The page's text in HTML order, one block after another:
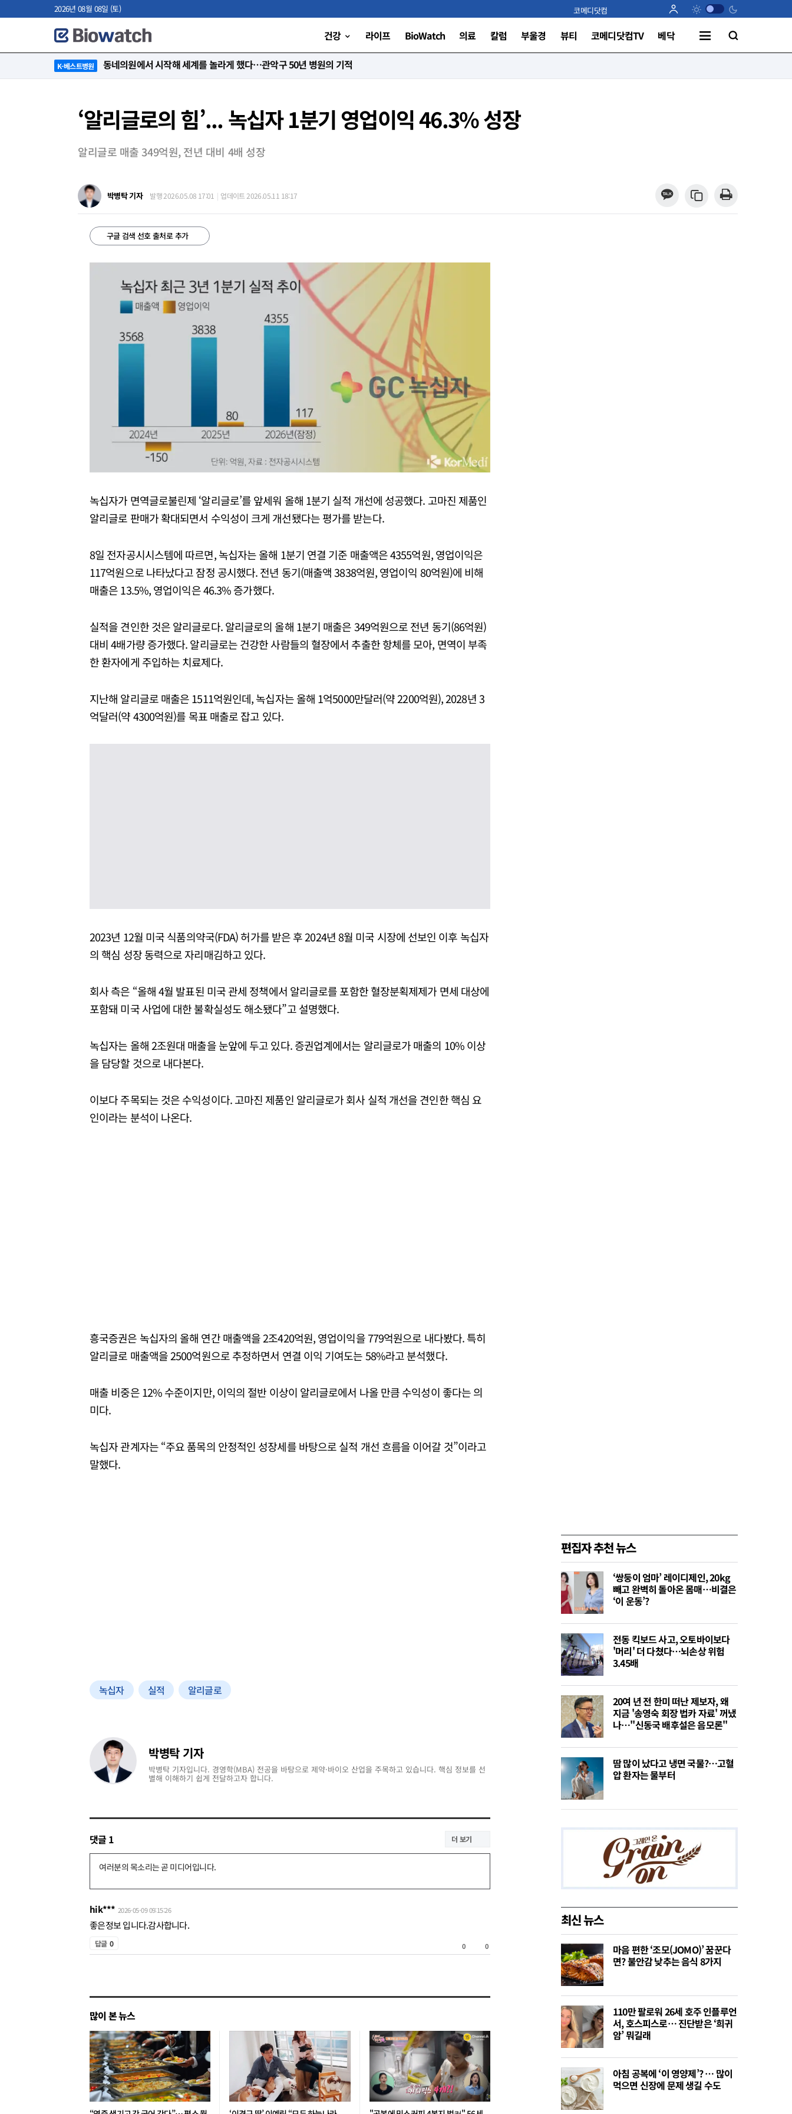
2026년 08월 08일 (토) 코메디닷컴
건강 라이프 BioWatch 의료 칼럼 부울경 뷰티 코메디닷컴TV 베닥
K-베스트병원 “절대 먼저 말하지 않아요. 대신 먼저 듣습니다”
‘알리글로의 힘’... 녹십자 1분기 영업이익 46.3% 성장
알리글로 매출 349억원, 전년 대비 4배 성장
박병탁 기자 발행 2026.05.08 17:01 업데이트 2026.05.11 18:17
구글 검색 선호 출처로 추가
녹십자가 면역글로불린제 ‘알리글로’를 앞세워 올해 1분기 실적 개선에 성공했다. 고마진 제품인
알리글로 판매가 확대되면서 수익성이 크게 개선됐다는 평가를 받는다.
8일 전자공시시스템에 따르면, 녹십자는 올해 1분기 연결 기준 매출액은 4355억원, 영업이익은
117억원으로 나타났다고 잠정 공시했다. 전년 동기(매출액 3838억원, 영업이익 80억원)에 비해
매출은 13.5%, 영업이익은 46.3% 증가했다.
실적을 견인한 것은 알리글로다. 알리글로의 올해 1분기 매출은 349억원으로 전년 동기(86억원)
대비 4배가량 증가했다. 알리글로는 건강한 사람들의 혈장에서 추출한 항체를 모아, 면역이 부족
한 환자에게 주입하는 치료제다.
지난해 알리글로 매출은 1511억원인데, 녹십자는 올해 1억5000만달러(약 2200억원), 2028년 3
억달러(약 4300억원)를 목표 매출로 잡고 있다.
2023년 12월 미국 식품의약국(FDA) 허가를 받은 후 2024년 8월 미국 시장에 선보인 이후 녹십자
의 핵심 성장 동력으로 자리매김하고 있다.
회사 측은 “올해 4월 발표된 미국 관세 정책에서 알리글로를 포함한 혈장분획제제가 면세 대상에
포함돼 미국 사업에 대한 불확실성도 해소됐다”고 설명했다.
녹십자는 올해 2조원대 매출을 눈앞에 두고 있다. 증권업계에서는 알리글로가 매출의 10% 이상
을 담당할 것으로 내다본다.
이보다 주목되는 것은 수익성이다. 고마진 제품인 알리글로가 회사 실적 개선을 견인한 핵심 요
인이라는 분석이 나온다.
흥국증권은 녹십자의 올해 연간 매출액을 2조420억원, 영업이익을 779억원으로 내다봤다. 특히
알리글로 매출액을 2500억원으로 추정하면서 연결 이익 기여도는 58%라고 분석했다.
매출 비중은 12% 수준이지만, 이익의 절반 이상이 알리글로에서 나올 만큼 수익성이 좋다는 의
미다.
녹십자 관계자는 “주요 품목의 안정적인 성장세를 바탕으로 실적 개선 흐름을 이어갈 것”이라고
말했다.
녹십자 실적 알리글로
박병탁 기자
박병탁 기자입니다. 경영학(MBA) 전공을 바탕으로 제약·바이오 산업을 주목하고 있습니다. 핵심 정보를 선
별해 이해하기 쉽게 전달하고자 합니다.
댓글 1 더 보기
댓
쓰
기
hik*** 2026-05-09 09:15:26
좋은정보 입니다.감사합니다.
답글 0
감/
감
0 0
많이 본 뉴스
편집자 추천 뉴스
‘쌍둥이 엄마’ 레이디제인, 20kg
빼고 완벽히 돌아온 몸매…비결은
‘이 운동’?
전동 킥보드 사고, 오토바이보다
'머리' 더 다쳤다…뇌손상 위험
3.45배
20여 년 전 한미 떠난 제보자, 왜
지금 '송영숙 회장 법카 자료' 꺼냈
나…"신동국 배후설은 음모론"
땀 많이 났다고 냉면 국물?…고혈
압 환자는 물부터
최신 뉴스
마음 편한 ‘조모(JOMO)’ 꿈꾼다
면? 불안감 낮추는 음식 8가지
110만 팔로워 26세 호주 인플루언
서, 호스피스로… 진단받은 ‘희귀
암’ 뭐길래
아침 공복에 ‘이 영양제’? … 많이
먹으면 신장에 문제 생길 수도